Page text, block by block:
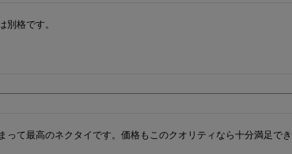
格です。
て最高のネクタイです。価格もこのクオリティなら十分満足でき